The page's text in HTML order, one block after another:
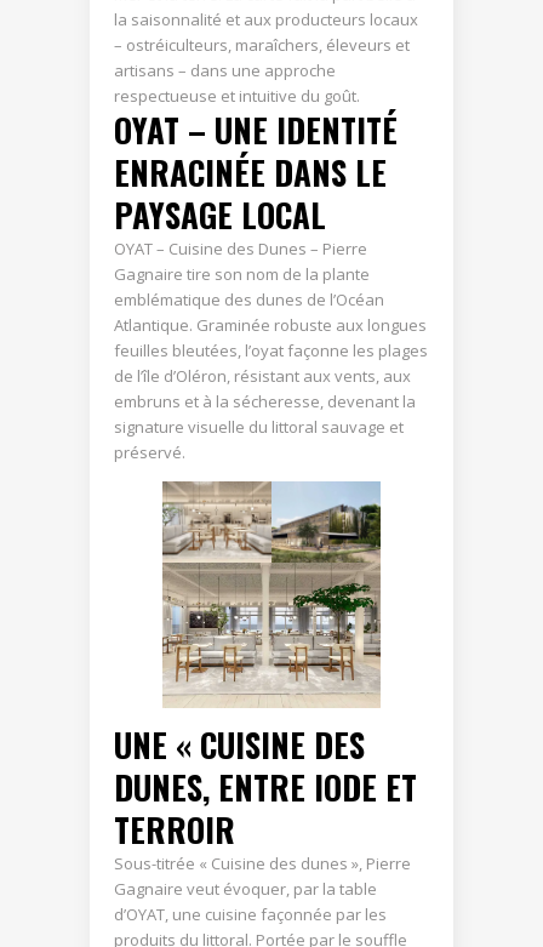
la saisonnalité et aux producteurs locaux
– ostréiculteurs, maraîchers, éleveurs et
artisans – dans une approche
respectueuse et intuitive du goût.
OYAT – UNE IDENTITÉ
ENRACINÉE DANS LE
PAYSAGE LOCAL
OYAT – Cuisine des Dunes – Pierre
Gagnaire tire son nom de la plante
emblématique des dunes de l’Océan
Atlantique. Graminée robuste aux longues
feuilles bleutées, l’oyat façonne les plages
de l’île d’Oléron, résistant aux vents, aux
embruns et à la sécheresse, devenant la
signature visuelle du littoral sauvage et
préservé.
UNE « CUISINE DES
DUNES, ENTRE IODE ET
TERROIR
Sous-titrée « Cuisine des dunes », Pierre
Gagnaire veut évoquer, par la table
d’OYAT, une cuisine façonnée par les
produits du littoral. Portée par le souffle